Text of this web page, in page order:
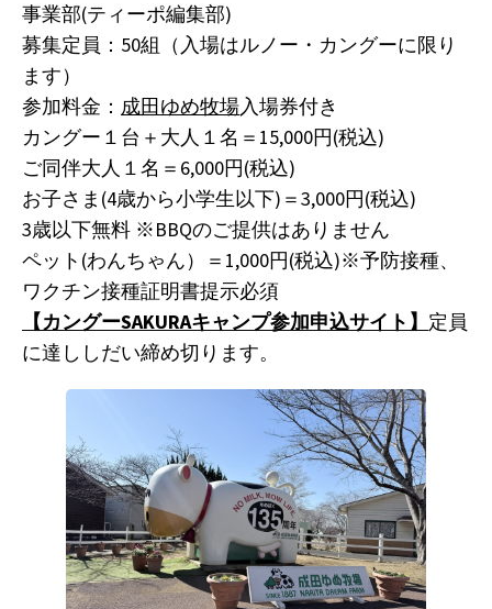
事業部(ティーポ編集部)
募集定員：50組（入場はルノー・カングーに限り
ます）
参加料金： 成田ゆめ牧場入場券付き
カングー１台＋大人１名＝15,000円(税込)
ご同伴大人１名＝6,000円(税込)
お子さま(4歳から小学生以下)＝3,000円(税込)
3歳以下無料 ※BBQのご提供はありません
ペット(わんちゃん）＝1,000円(税込)※予防接種、
ワクチン接種証明書提示必須
【カングーSAKURAキャンプ参加申込サイト】定員
に達ししだい締め切ります。